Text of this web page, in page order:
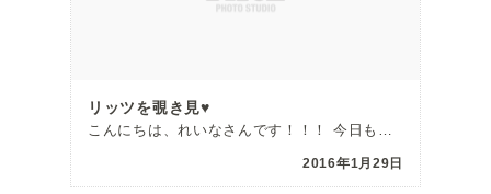
リッツを覗き見♥
2016年1月29日